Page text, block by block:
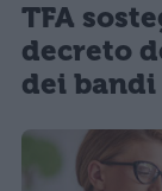
TFA
decreto
dei bandi